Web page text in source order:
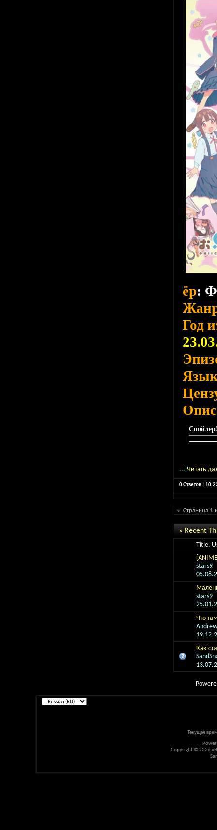
ёр:
Год
...[ Читать
0 Ответов |
Страница 1
» Recent
Title,
stars9
stars9
Что
Как
Текущее
Copyright © 2026